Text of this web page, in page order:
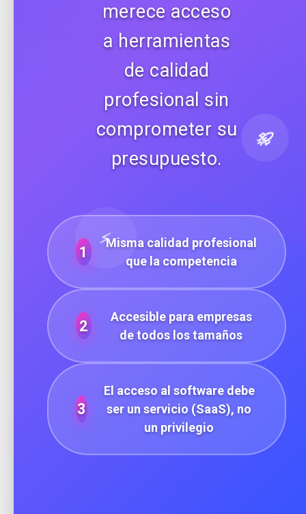
⚡
🚀
merece acceso
a herramientas
de calidad
profesional sin
comprometer su
presupuesto.
1
Misma calidad profesional
que la competencia
2
Accesible para empresas
de todos los tamaños
3
El acceso al software debe
ser un servicio (SaaS), no
un privilegio